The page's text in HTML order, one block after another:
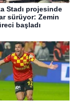
Stadı projesinde
sürüyor: Zemin
başladı